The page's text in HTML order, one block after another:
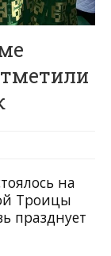
на
Троицы
празднует